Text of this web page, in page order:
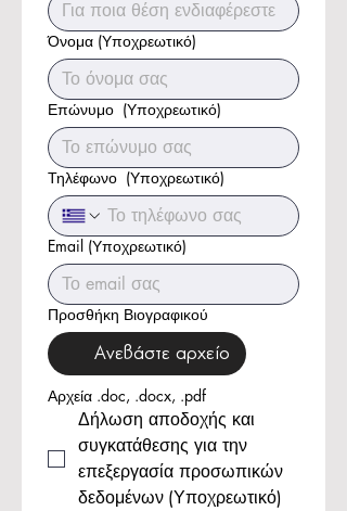
Όνομα (Υποχρεωτικό)
Επώνυμο (Υποχρεωτικό)
Τηλέφωνο (Υποχρεωτικό)
Email (Υποχρεωτικό)
Προσθήκη Βιογραφικού
Ανεβάστε αρχείο
Αρχεία .doc, .docx, .pdf
Δήλωση αποδοχής και
συγκατάθεσης για την
επεξεργασία προσωπικών
δεδομένων (Υποχρεωτικό)